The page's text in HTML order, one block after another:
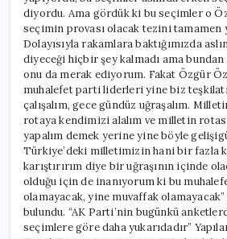
diyordu. Ama gördük ki bu seçimler o
seçimin provası olacak tezini tamamen
Dolayısıyla rakamlara baktığımızda
diyeceği hiçbir şey kalmadı ama
onu da merak ediyorum. Fakat Özgür
muhalefet parti liderleri yine biz
çalışalım, gece gündüz uğraşalım.
rotaya kendimizi alalım ve milletin
yapalım demek yerine yine böyle
Türkiye’deki milletimizin hani bir fazla
karıştırırım diye bir uğraşının içinde
olduğu için de inanıyorum ki bu
olamayacak, yine muvaffak olamayacak”
bulundu. “AK Parti’nin bugünkü
seçimlere göre daha yukarıdadır”